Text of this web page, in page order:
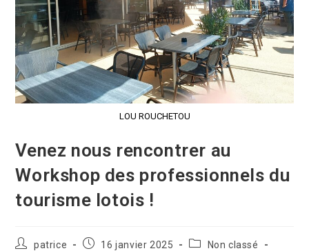
LOU ROUCHETOU
Venez nous rencontrer au
Workshop des professionnels du
tourisme lotois !
patrice 16 janvier 2025
Non classé